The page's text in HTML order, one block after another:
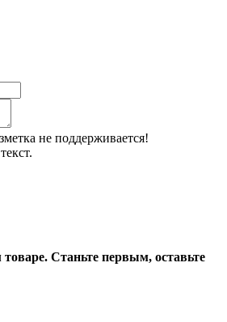
не поддерживается!
Станьте первым, оставьте